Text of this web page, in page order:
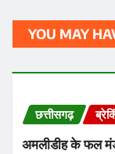
YOU MAY
छत्तीसगढ़
अमलीडीह के फल